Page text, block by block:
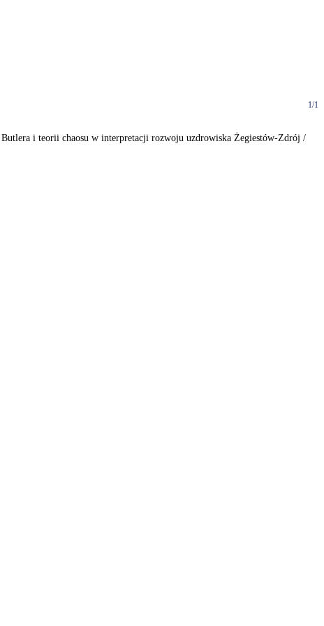
1/1
i teorii chaosu w interpretacji rozwoju uzdrowiska Żegiestów-Zdrój /